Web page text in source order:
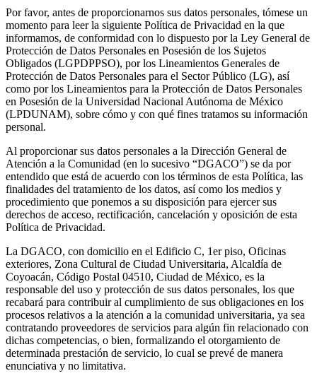
Por favor, antes de proporcionarnos sus datos personales, tómese un
momento para leer la siguiente Política de Privacidad en la que
informamos, de conformidad con lo dispuesto por la Ley General de
Protección de Datos Personales en Posesión de los Sujetos
Obligados (LGPDPPSO), por los Lineamientos Generales de
Protección de Datos Personales para el Sector Público (LG), así
como por los Lineamientos para la Protección de Datos Personales
en Posesión de la Universidad Nacional Autónoma de México
(LPDUNAM), sobre cómo y con qué fines tratamos su información
personal.
Al proporcionar sus datos personales a la Dirección General de
Atención a la Comunidad (en lo sucesivo “DGACO”) se da por
entendido que está de acuerdo con los términos de esta Política, las
finalidades del tratamiento de los datos, así como los medios y
procedimiento que ponemos a su disposición para ejercer sus
derechos de acceso, rectificación, cancelación y oposición de esta
Política de Privacidad.
La DGACO, con domicilio en el Edificio C, 1er piso, Oficinas
exteriores, Zona Cultural de Ciudad Universitaria, Alcaldía de
Coyoacán, Código Postal 04510, Ciudad de México, es la
responsable del uso y protección de sus datos personales, los que
recabará para contribuir al cumplimiento de sus obligaciones en los
procesos relativos a la atención a la comunidad universitaria, ya sea
contratando proveedores de servicios para algún fin relacionado con
dichas competencias, o bien, formalizando el otorgamiento de
determinada prestación de servicio, lo cual se prevé de manera
enunciativa y no limitativa.